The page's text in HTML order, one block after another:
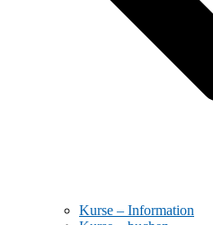
Kurse – Information